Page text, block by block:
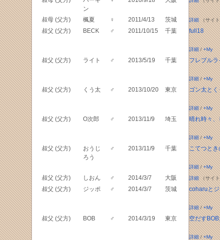
ン
叔母 (父方) 楓夏 ♀ 2011/4/13 茨城 詳細（サイト
叔父 (父方) BECK ♂ 2011/10/15 千葉 full18
詳細/+My
叔父 (父方) ライト ♂ 2013/5/19 千葉 フレブル
詳細/+My
叔父 (父方) くう太 ♂ 2013/10/20 東京 ゴン太と
詳細/+My
叔父 (父方) O次郎 ♂ 2013/11/9 埼玉 晴れ時々、
詳細/+My
叔父 (父方)
おうじ
ろう
♂ 2013/11/9 千葉 こてつとき
詳細/+My
叔父 (父方) しおん ♂ 2014/3/7 大阪 詳細（サイト
叔父 (父方) ジッポ ♂ 2014/3/7 茨城 coharuと
詳細/+My
叔父 (父方) BOB ♂ 2014/3/19 東京 空だす
詳細/+My